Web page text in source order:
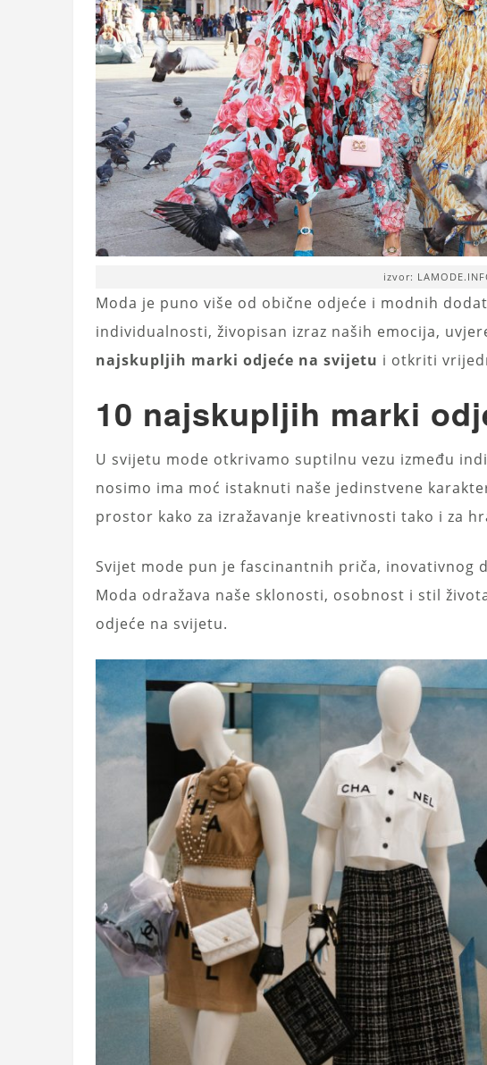
izvor:
Moda je puno više od obične odjeće i modnih
individualnosti, živopisan izraz naših emocija,
najskupljih marki odjeće na svijetu i otkriti
10 najskupljih marki
U svijetu mode otkrivamo suptilnu vezu između
nosimo ima moć istaknuti naše jedinstvene
prostor kako za izražavanje kreativnosti tako i za
Svijet mode pun je fascinantnih priča, inovativnog
Moda odražava naše sklonosti, osobnost i stil
odjeće na svijetu.